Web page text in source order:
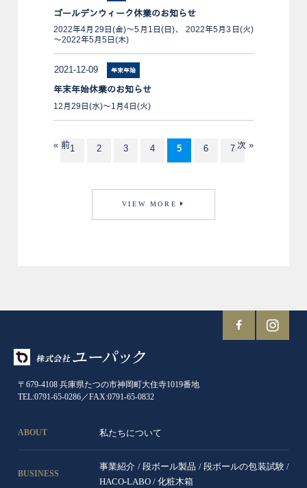
ゴールデンウィーク休業のお知らせ
2022年4月29日(金)～5月1日(日)、 2022年5月3日(火)
～2022年5月5日(木)
2021-12-09 年末年始
年末年始休業のお知らせ
12月29日(水)～1月4日(火)
« 前1 2 3 4 5 6 7 次 »
VIEW MORE
〒679-4108 兵庫県たつの市神岡町大住寺1019番地
TEL:0791-65-0286／FAX:0791-65-0832
ABOUT 私たちについて
BUSINESS
事業紹介 / 段ボール製品 / 段ボールの包装試験/
HACO-LABO / 化粧木箱